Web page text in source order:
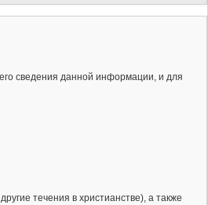
сведения данной информации, и для
течения в христианстве), а также